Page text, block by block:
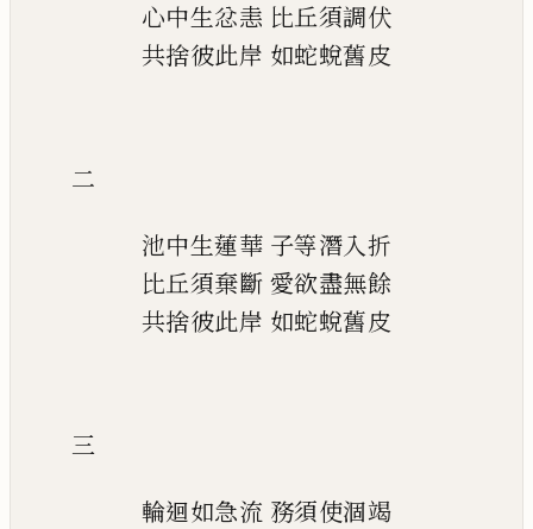
心中生忿恚 比丘須調伏
共捨彼此岸 如蛇蛻舊皮
二
池中生蓮華 子等潛入折
比丘須棄斷 愛欲盡無餘
共捨彼此岸 如蛇蛻舊皮
三
輪迴如急流 務須使涸竭